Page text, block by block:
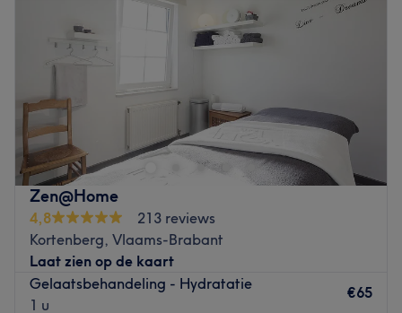
Zen@Home
4,8
213 reviews
Kortenberg, Vlaams-Brabant
Laat zien op de kaart
Gelaatsbehandeling - Hydratatie
1 u
€65